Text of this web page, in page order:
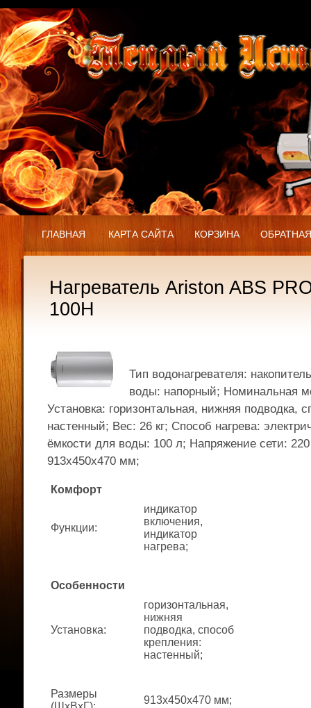
ГЛАВНАЯ КАРТА САЙТА КОРЗИНА
Нагреватель Ariston ABS
100H
Тип водонагревателя:
воды: напорный; Номинальная
Установка: горизонтальная, нижняя подводка,
настенный; Вес: 26 кг; Способ нагрева:
ёмкости для воды: 100 л; Напряжение сети:
913x450x470 мм;
Комфорт
Функции:
индикатор
включения,
индикатор
нагрева;
Особенности
Установка:
горизонтальная,
нижняя
подводка, способ
крепления:
настенный;
Размеры
913x450x470 мм;